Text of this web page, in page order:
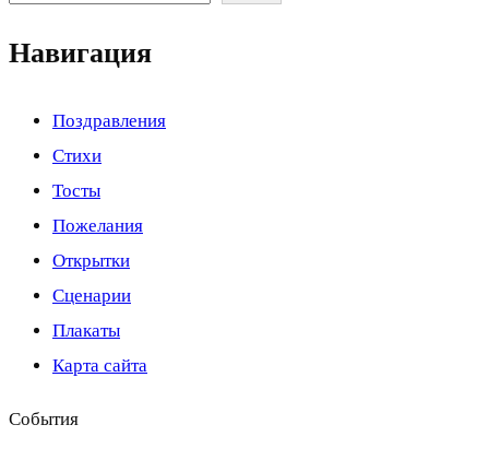
Навигация
Поздравления
Стихи
Тосты
Пожелания
Открытки
Сценарии
Плакаты
Карта сайта
События